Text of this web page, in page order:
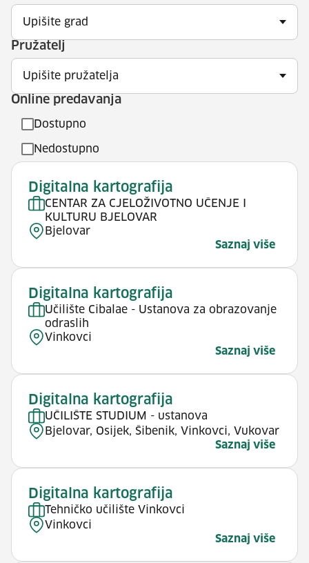
Upišite grad
Pružatelj
Upišite pružatelja
Online predavanja
Dostupno
Nedostupno
Digitalna kartografija
CENTAR ZA CJELOŽIVOTNO UČENJE I
KULTURU BJELOVAR
Bjelovar
Saznaj više
Digitalna kartografija
Učilište Cibalae - Ustanova za obrazovanje
odraslih
Vinkovci
Saznaj više
Digitalna kartografija
UČILIŠTE STUDIUM - ustanova
Bjelovar, Osijek, Šibenik, Vinkovci, Vukovar
Saznaj više
Digitalna kartografija
Tehničko učilište Vinkovci
Vinkovci
Saznaj više